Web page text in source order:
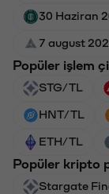
30 Haziran
7 august
Popüler işlem
STG/TL
HNT/TL
ETH/TL
Popüler kripto
Stargate